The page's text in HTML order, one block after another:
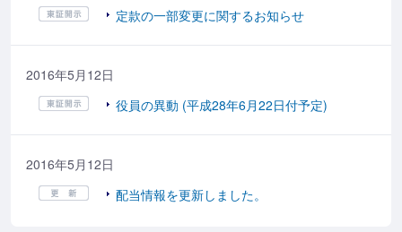
定款の一部変更に関するお知らせ
2016年5月12日
役員の異動 (平成28年6月22日付予定)
2016年5月12日
配当情報を更新しました。